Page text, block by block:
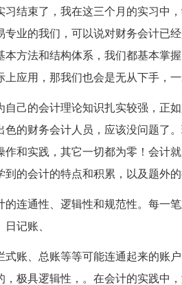
束了，我在这三个月的实习中，
专业的我们，可以说对财务会计已
本方法和结构体系，我们都基本掌
应用，那我们也会是无从下手，一
的会计理论知识扎实较强，正如
色的财务会计人员，应该没问题了
作和实践，其它一切都为零！会计
的会计的特点和积累，以及题外的
通性、逻辑性和规范性。每一笔
记账、
、总账等等可能连通起来的账户
，极具逻辑性，。在会计的实践中